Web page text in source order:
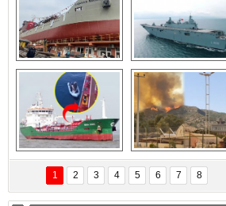
Çeksan Tersanesi,
Başaran Bayrak
tankerini suya
indirdi
TCG Anadolu,
tersane teknik
seyrini tamamladı
Göçmenlerin
imdadına Türk
sahipli MINA DENIZ
yetişti
Milas’taki yangın
yeniden termik
santrallere doğru
ilerliyor
1 2 3 4 5 6 7 8